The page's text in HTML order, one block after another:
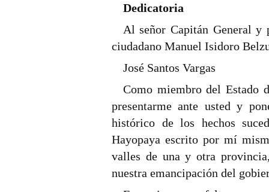
Dedicatoria
Al señor Capitán General y
ciudadano Manuel Isidoro
José Santos Vargas
Como miembro del Estado
presentarme ante usted y
histórico de los hechos
Hayopaya escrito por mí
valles de una y otra
nuestra emancipación del